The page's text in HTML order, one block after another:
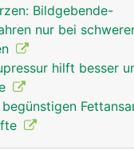
Bildgebende-
nur bei
hilft besser